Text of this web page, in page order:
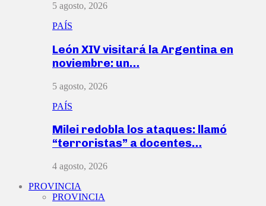
5 agosto, 2026
PAÍS
León XIV visitará la Argentina en
noviembre: un…
5 agosto, 2026
PAÍS
Milei redobla los ataques: llamó
“terroristas” a docentes…
4 agosto, 2026
PROVINCIA
PROVINCIA